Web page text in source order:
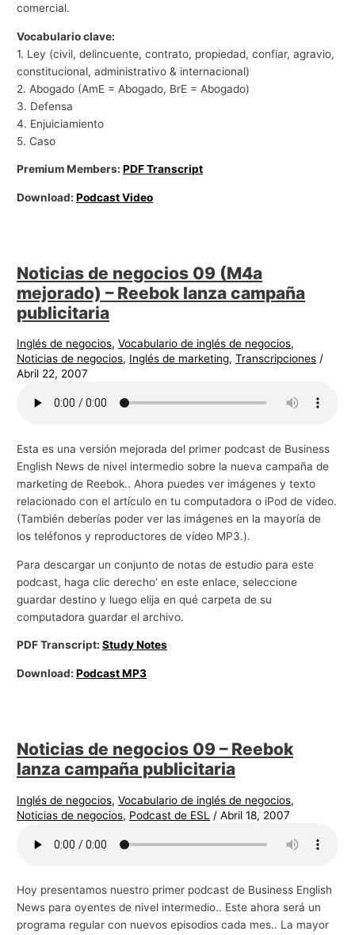
comercial.
Vocabulario clave:
1. Ley (civil, delincuente, contrato, propiedad, confiar, agravio,
constitucional, administrativo & internacional)
2. Abogado (AmE = Abogado, BrE = Abogado)
3. Defensa
4. Enjuiciamiento
5. Caso
Premium Members:PDF Transcript
Download:Podcast Video
Noticias de negocios 09 (M4a
mejorado) – Reebok lanza campaña
publicitaria
Inglés de negocios,Vocabulario de inglés de negocios,
Noticias de negocios, Inglés de marketing,Transcripciones /
Abril 22, 2007
Esta es una versión mejorada del primer podcast de Business
English News de nivel intermedio sobre la nueva campaña de
marketing de Reebok.. Ahora puedes ver imágenes y texto
relacionado con el artículo en tu computadora o iPod de video.
(También deberías poder ver las imágenes en la mayoría de
los teléfonos y reproductores de vídeo MP3.).
Para descargar un conjunto de notas de estudio para este
podcast, haga clic derecho’ en este enlace, seleccione
guardar destino y luego elija en qué carpeta de su
computadora guardar el archivo.
PDF Transcript:Study Notes
Download:Podcast MP3
Noticias de negocios 09 – Reebok
lanza campaña publicitaria
Inglés de negocios,Vocabulario de inglés de negocios,
Noticias de negocios, Podcast de ESL /Abril 18, 2007
Hoy presentamos nuestro primer podcast de Business English
News para oyentes de nivel intermedio.. Este ahora será un
programa regular con nuevos episodios cada mes.. La mayor